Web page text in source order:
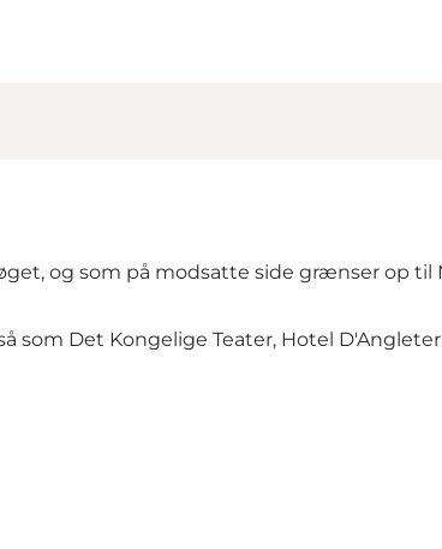
og som på modsatte side grænser op til
Det Kongelige Teater, Hotel